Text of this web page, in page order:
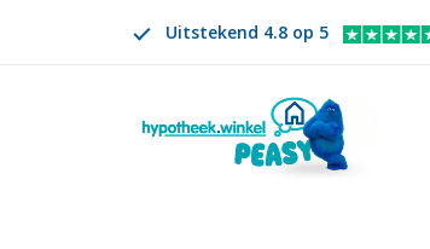
Uitstekend 4.8 op 5
VERANDER TAAL. GESELECTEERDE